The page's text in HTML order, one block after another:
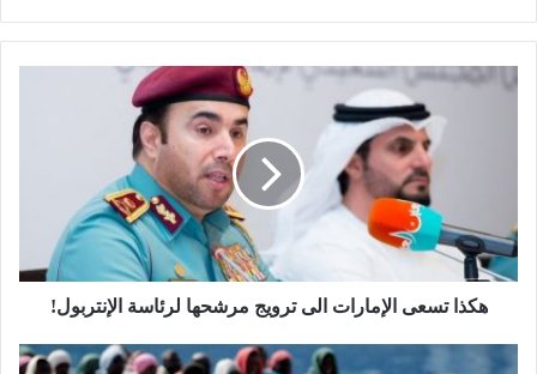
هكذا تسعى الإمارات الى ترويج مرشحها لرئاسة الإنتربول!